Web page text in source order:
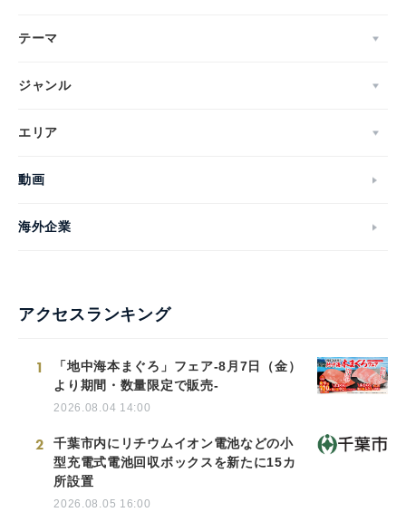
テーマ
ジャンル
エリア
動画
海外企業
アクセスランキング
1
「地中海本まぐろ」フェア-8月7日（金）
より期間・数量限定で販売-
2026.08.04 14:00
2
千葉市内にリチウムイオン電池などの小
型充電式電池回収ボックスを新たに15カ
所設置
2026.08.05 16:00